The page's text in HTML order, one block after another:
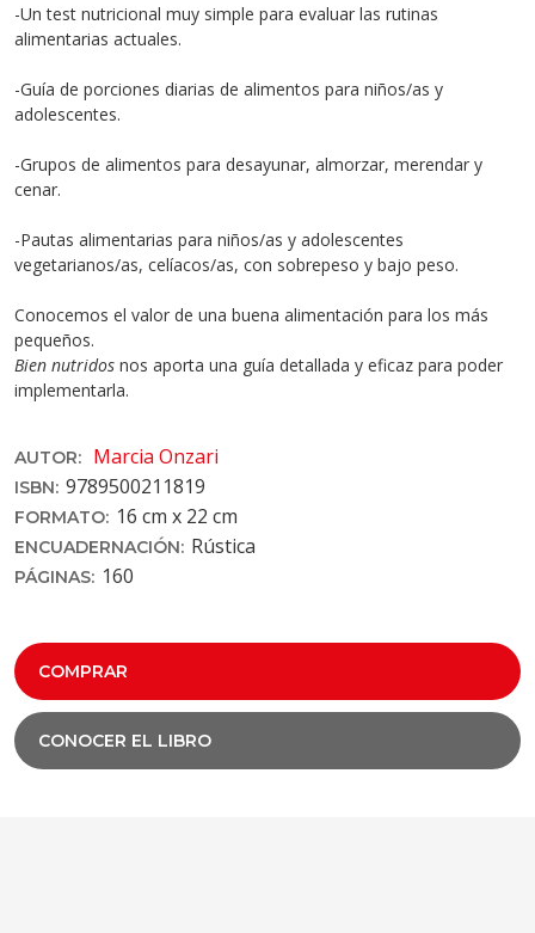
-Un test nutricional muy simple para evaluar las rutinas
alimentarias actuales.
-Guía de porciones diarias de alimentos para niños/as y
adolescentes.
-Grupos de alimentos para desayunar, almorzar, merendar y
cenar.
-Pautas alimentarias para niños/as y adolescentes
vegetarianos/as, celíacos/as, con sobrepeso y bajo peso.
Conocemos el valor de una buena alimentación para los más
pequeños.
Bien nutridos nos aporta una guía detallada y eficaz para poder
implementarla.
AUTOR: Marcia Onzari
ISBN: 9789500211819
FORMATO: 16 cm x 22 cm
ENCUADERNACIÓN: Rústica
PÁGINAS: 160
COMPRAR
CONOCER EL LIBRO